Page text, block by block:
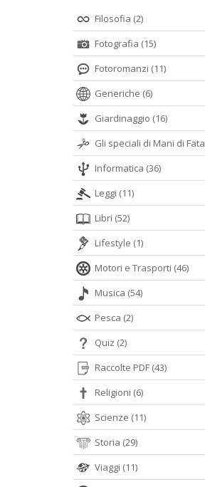
Filosofia (2)
Fotografia (15)
Fotoromanzi (11)
Generiche (6)
Giardinaggio (16)
Gli speciali di Mani di Fata
Informatica (36)
Leggi (11)
Libri (52)
Lifestyle (1)
Motori e Trasporti (46)
Musica (54)
Pesca (2)
Quiz (2)
Raccolte PDF (43)
Religioni (6)
Scienze (11)
Storia (29)
Viaggi (11)